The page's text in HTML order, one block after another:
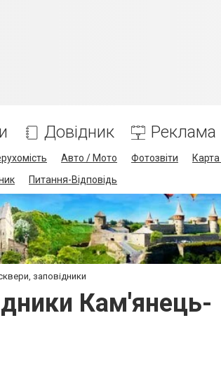
Довідник Реклама
Авто / Мото Фотозвіти Карта
Питання-Відповідь
заповідники
Кам'янець-